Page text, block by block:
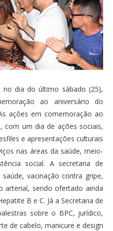
dia do último sábado (25),
ao aniversário do
ações em comemoração ao
com um dia de ações sociais,
e apresentações culturais
nas áreas da saúde, meio-
social. A secretaria de
vacinação contra gripe,
arterial, sendo ofertado ainda
B e C. Já a Secretaria de
sobre o BPC, jurídico,
de cabelo, manicure e design